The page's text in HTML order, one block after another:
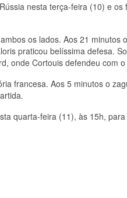
nesta terça-feira (10) e os
os lados. Aos 21 minutos
praticou belíssima defesa.
onde Cortouis defendeu com
francesa. Aos 5 minutos o
quarta-feira (11), às 15h,